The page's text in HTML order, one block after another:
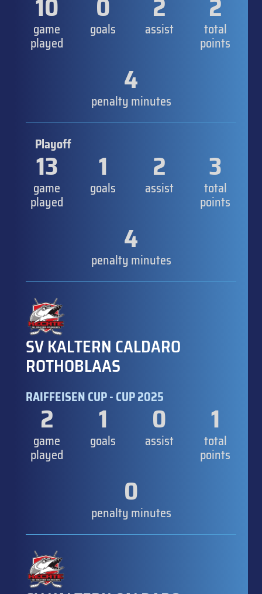
game
played
goals assist total
points
4
penalty minutes
Playoff
13
game
played
1
goals
2
assist
3
total
points
4
penalty minutes
SV KALTERN CALDARO
ROTHOBLAAS
RAIFFEISEN CUP - CUP 2025
2
game
played
1
goals
0
assist
1
total
points
0
penalty minutes